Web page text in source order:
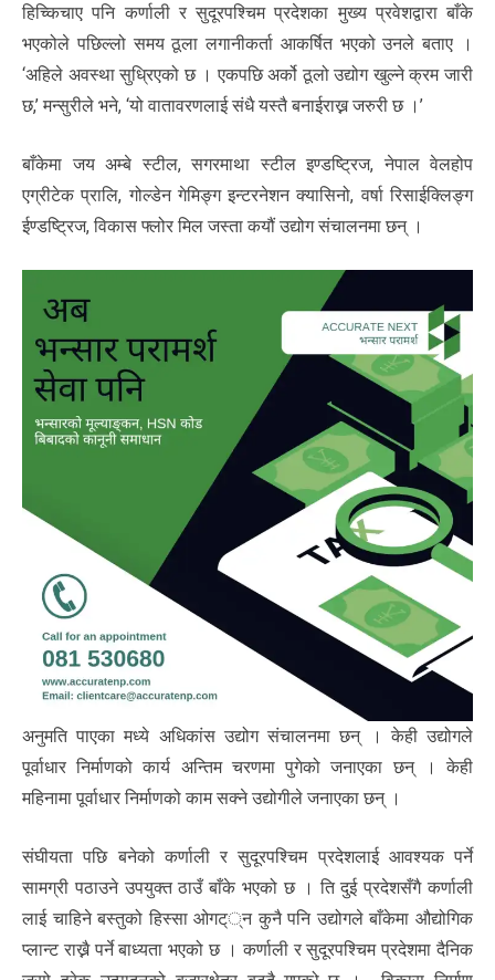
हिच्किचाए पनि कर्णाली र सुदूरपश्चिम प्रदेशका मुख्य प्रवेशद्वारा बाँके
भएकोले पछिल्लो समय ठूला लगानीकर्ता आकर्षित भएको उनले बताए ।
‘अहिले अवस्था सुध्रिएको छ । एकपछि अर्को ठूलो उद्योग खुल्ने क्रम जारी
छ,’ मन्सुरीले भने, ‘यो वातावरणलाई संधै यस्तै बनाईराख्न जरुरी छ ।’
बाँकेमा जय अम्बे स्टील, सगरमाथा स्टील इण्डष्ट्रिज, नेपाल वेलहोप
एग्रीटेक प्रालि, गोल्डेन गेमिङ्ग इन्टरनेशन क्यासिनो, वर्षा रिसाईक्लिङ्ग
ईण्डष्ट्रिज, विकास फ्लोर मिल जस्ता कयौं उद्योग संचालनमा छन् ।
अनुमति पाएका मध्ये अधिकांस उद्योग संचालनमा छन् । केही उद्योगले
पूर्वाधार निर्माणको कार्य अन्तिम चरणमा पुगेको जनाएका छन् । केही
महिनामा पूर्वाधार निर्माणको काम सक्ने उद्योगीले जनाएका छन् ।
संघीयता पछि बनेको कर्णाली र सुदूरपश्चिम प्रदेशलाई आवश्यक पर्ने
सामग्री पठाउने उपयुक्त ठाउँ बाँके भएको छ । ति दुई प्रदेशसँगै कर्णाली
लाई चाहिने बस्तुको हिस्सा ओगट््न कुनै पनि उद्योगले बाँकेमा औद्योगिक
प्लान्ट राख्नै पर्ने बाध्यता भएको छ । कर्णाली र सुदूरपश्चिम प्रदेशमा दैनिक